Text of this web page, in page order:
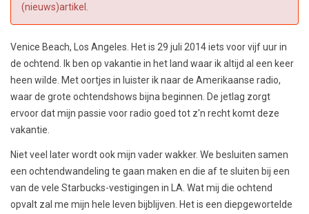
(nieuws)artikel.
Venice Beach, Los Angeles. Het is 29 juli 2014 iets voor vijf uur in
de ochtend. Ik ben op vakantie in het land waar ik altijd al een keer
heen wilde. Met oortjes in luister ik naar de Amerikaanse radio,
waar de grote ochtendshows bijna beginnen. De jetlag zorgt
ervoor dat mijn passie voor radio goed tot z'n recht komt deze
vakantie.
Niet veel later wordt ook mijn vader wakker. We besluiten samen
een ochtendwandeling te gaan maken en die af te sluiten bij een
van de vele Starbucks-vestigingen in LA. Wat mij die ochtend
opvalt zal me mijn hele leven bijblijven. Het is een diepgewortelde